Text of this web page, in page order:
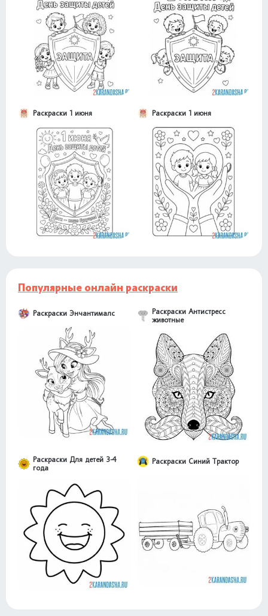
Раскраски 1 июня Раскраски 1 июня
Популярные онлайн раскраски
Раскраски Энчантималс
Раскраски Антистресс
животные
Раскраски Для детей 3-4
года
Раскраски Синий Трактор